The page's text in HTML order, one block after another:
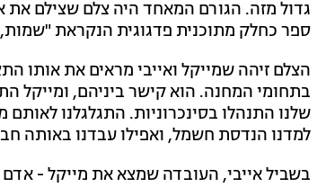
גדול מזה. הגורם המאחד היה צלם שצילם את
ספר כחלק מתוכנית פדגוגית הנקראת
הצלם זיהה שמייקל ואייבי מראים את אותו
בתחומי המחנה. הוא קישר ביניהם, ומייקל
שלנו התנהלו בסינכרוניות. התגלגלנו
למדנו הנדסת חשמל, ואפילו עבדנו באותה
בשביל אייבי, העובדה שמצא את מייקל -